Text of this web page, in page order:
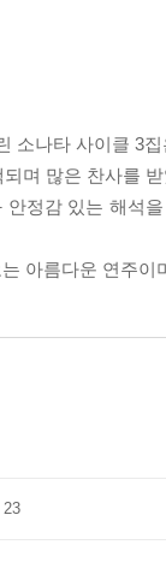
나타 사이클 3집
며 많은 찬사를
정감 있는 해석
아름다운 연주
23